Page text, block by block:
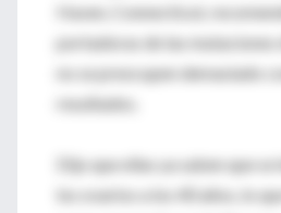
Haven, Connecticut,
portadoras de las mutaciones
no se preocupen demasiado
resultados.
Dijo que ellas ya saben que
los ovarios a los 40 años, lo